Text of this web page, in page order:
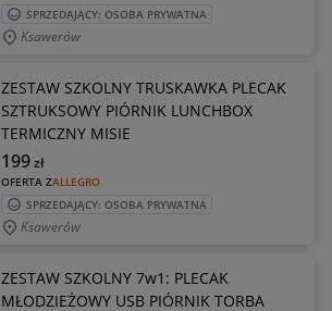
SPRZEDAJĄCY: OSOBA PRYWATNA
Ksawerów
ZESTAW SZKOLNY TRUSKAWKA PLECAK
SZTRUKSOWY PIÓRNIK LUNCHBOX
TERMICZNY MISIE
OFERTA ZALLEGRO
199zł
SPRZEDAJĄCY: OSOBA PRYWATNA
Ksawerów
ZESTAW SZKOLNY 7w1: PLECAK
MŁODZIEŻOWY USB PIÓRNIK TORBA